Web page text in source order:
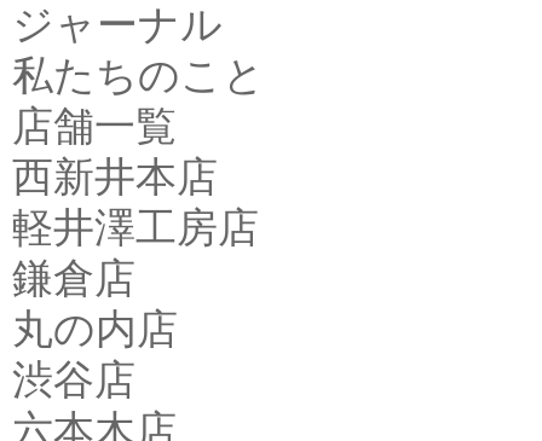
ジャーナル
私たちのこと
店舗一覧
西新井本店
軽井澤工房店
鎌倉店
丸の内店
渋谷店
六本木店